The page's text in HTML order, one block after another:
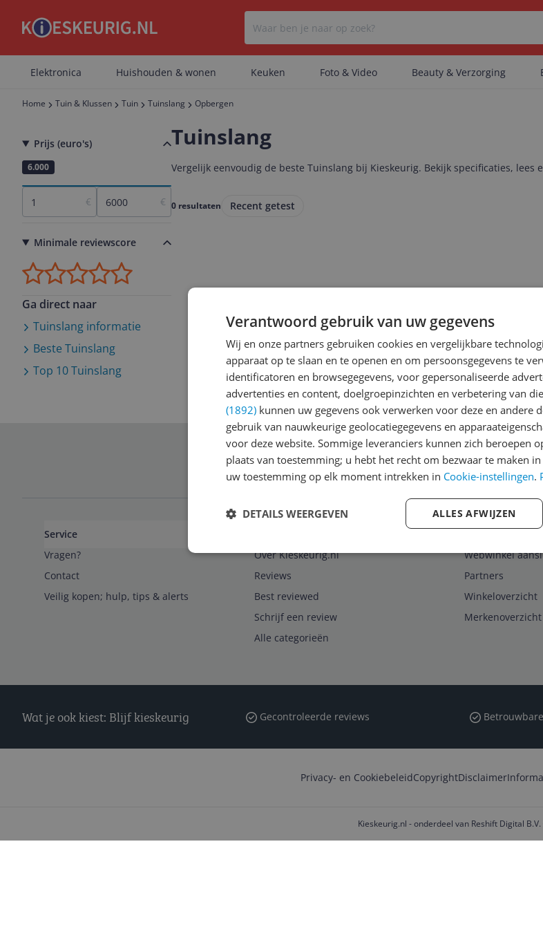
Elektronica Huishouden & wonen Keuken Foto & Video Beauty & Verzorging
Home Tuin & Klussen Tuin Tuinslang Opbergen
Prijs (euro's)
1
6.000
€ €
Minimale reviewscore
Ga direct naar
Tuinslang informatie
Beste Tuinslang
Top 10Tuinslang
Tuinslang
Vergelijk eenvoudig de beste Tuinslang bij Kieskeurig. Bekijk specificaties,
0 resultaten Recent getest
Schrijf je in voor onze nieuwsbrief
Service
Vragen?
Contact
Veilig kopen; hulp, tips & alerts
Over Kieskeurig.nl
Reviews
Best reviewed
Schrijf een review
Alle categorieën
Webwinkel
Partners
Winkeloverzicht
Merkenoverzicht
Wat je ook kiest: Blijf kieskeurig Gecontroleerde reviews
Privacy- en CookiebeleidCopyrightDisclaimer
Kieskeurig.nl - onderdeel van Reshift Digital
Verantwoord gebruik van uw gegevens
Wij en onze partners gebruiken cookies en vergelijkbare
apparaat op te slaan en te openen en om persoonsgegevens te
identificatoren en browsegegevens, voor gepersonaliseerde
advertenties en content, doelgroepinzichten en verbetering van
(1892) kunnen uw gegevens ook verwerken voor deze en andere
gebruik van nauwkeurige geolocatiegegevens en
voor deze website. Sommige leveranciers kunnen zich beroepen
plaats van toestemming; u hebt het recht om bezwaar te maken in
uw toestemming op elk moment intrekken in Cookie-instellingen.
ALLES AFWIJZEN
DETAILS WEERGEVEN